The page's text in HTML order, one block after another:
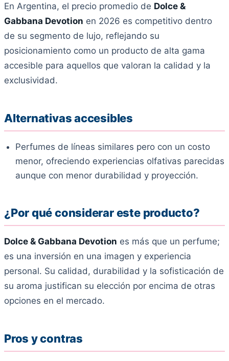
En Argentina, el precio promedio de Dolce &
Gabbana Devotion en 2026 es competitivo dentro
de su segmento de lujo, reflejando su
posicionamiento como un producto de alta gama
accesible para aquellos que valoran la calidad y la
exclusividad.
Alternativas accesibles
Perfumes de líneas similares pero con un costo
menor, ofreciendo experiencias olfativas parecidas
aunque con menor durabilidad y proyección.
¿Por qué considerar este producto?
Dolce & Gabbana Devotion es más que un perfume;
es una inversión en una imagen y experiencia
personal. Su calidad, durabilidad y la sofisticación de
su aroma justifican su elección por encima de otras
opciones en el mercado.
Pros y contras